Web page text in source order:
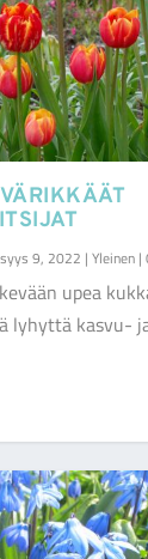
syys 9, 2022 |Yleinen |
upea
lyhyttä kasvu-